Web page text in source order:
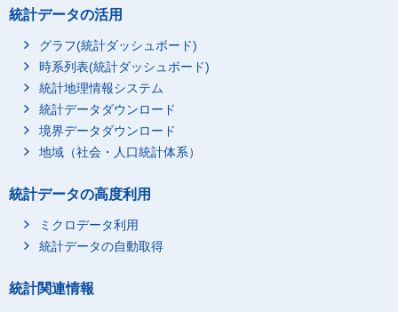
統計データの活用
グラフ(統計ダッシュボード)
時系列表(統計ダッシュボード)
統計地理情報システム
統計データダウンロード
境界データダウンロード
地域（社会・人口統計体系）
統計データの高度利用
ミクロデータ利用
統計データの自動取得
統計関連情報